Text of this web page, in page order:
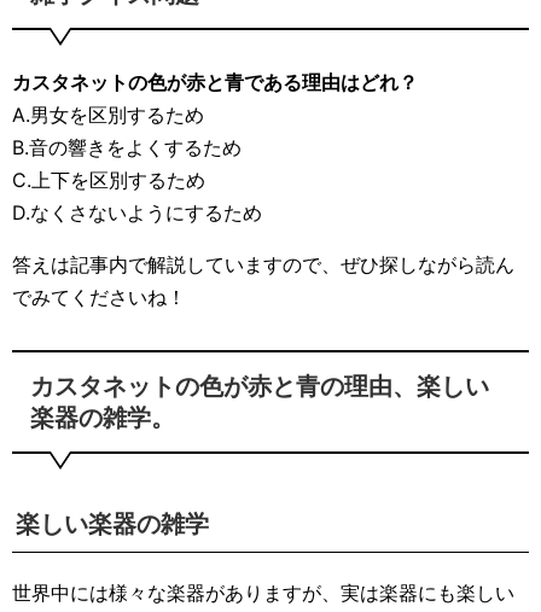
カスタネットの色が赤と青である理由はどれ？
A.男女を区別するため
B.音の響きをよくするため
C.上下を区別するため
D.なくさないようにするため
答えは記事内で解説していますので、ぜひ探しながら読ん
でみてくださいね！
カスタネットの色が赤と青の理由、楽しい
楽器の雑学。
楽しい楽器の雑学
世界中には様々な楽器がありますが、実は楽器にも楽しい